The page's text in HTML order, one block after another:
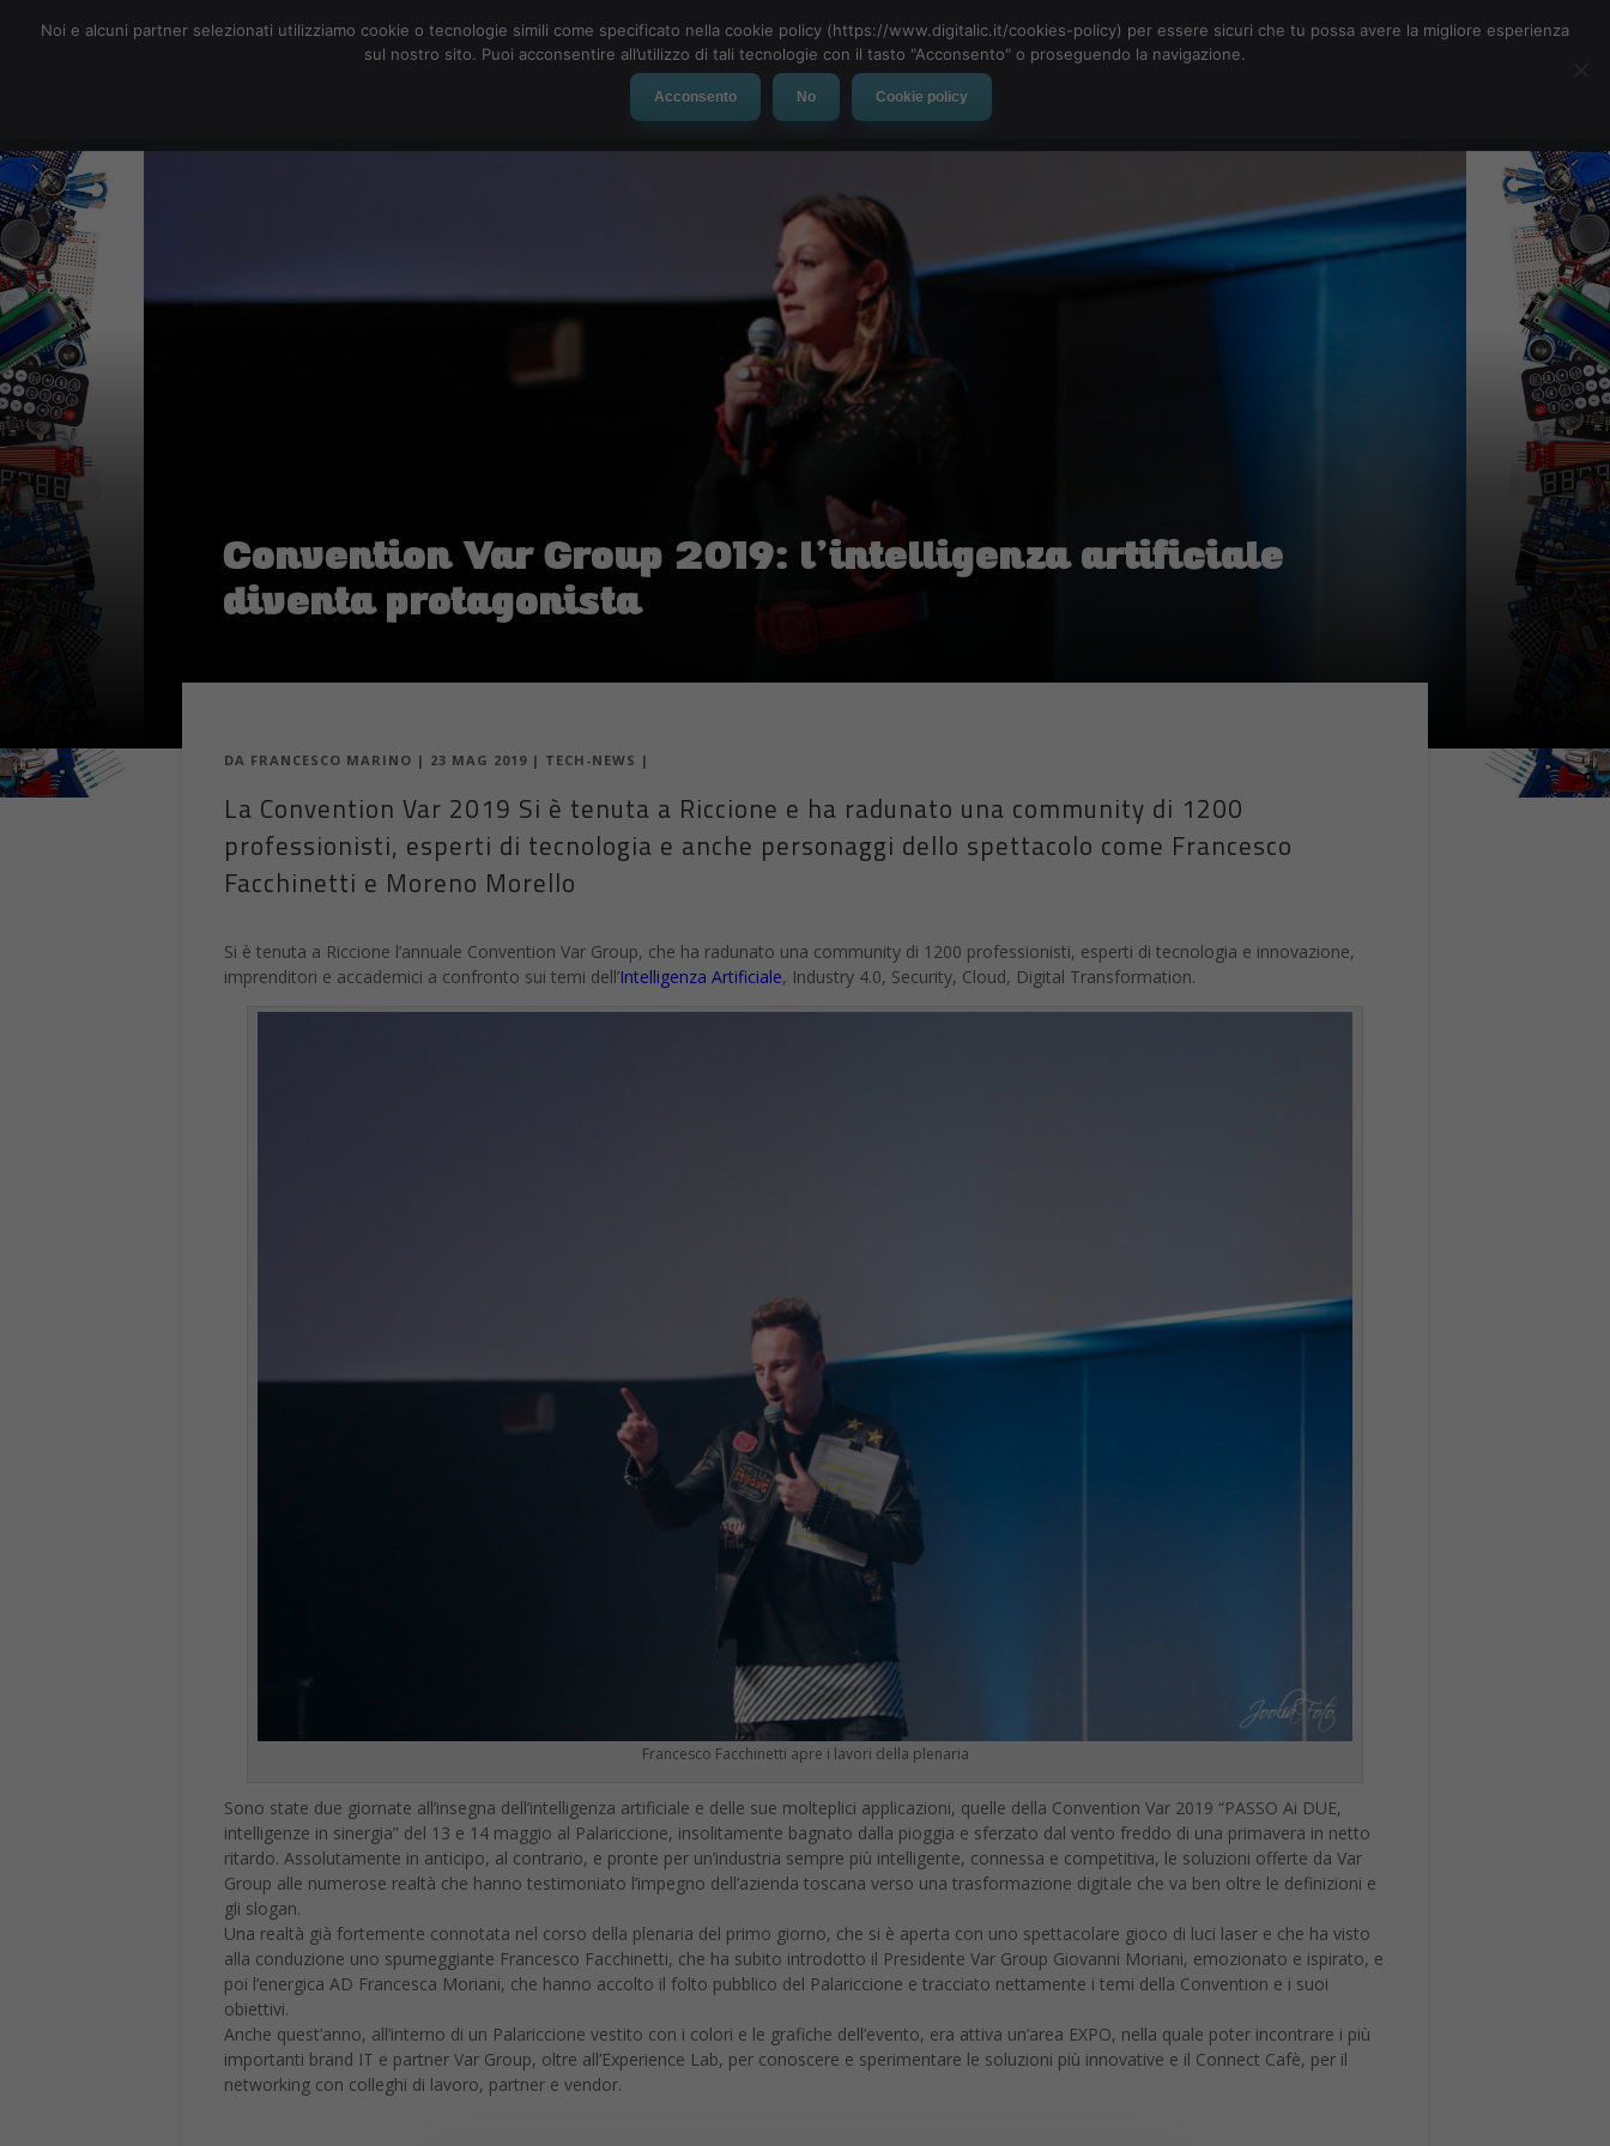
Social Network App Automotive Tech-News
Convention Var Group 2019: l’intelligenza artificiale
diventa protagonista
DA FRANCESCO MARINO | 23 MAG 2019 | TECH-NEWS |
La Convention Var 2019 Si è tenuta a Riccione e ha radunato una community di 1200
professionisti, esperti di tecnologia e anche personaggi dello spettacolo come Francesco
Facchinetti e Moreno Morello
Si è tenuta a Riccione l’annuale Convention Var Group, che ha radunato una community di 1200 professionisti, esperti di tecnologia e innovazione,
imprenditori e accademici a confronto sui temi dell’Intelligenza Artificiale, Industry 4.0, Security, Cloud, Digital Transformation.
Francesco Facchinetti apre i lavori della plenaria
Sono state due giornate all’insegna dell’intelligenza artificiale e delle sue molteplici applicazioni, quelle della Convention Var 2019 “PASSO Ai DUE,
intelligenze in sinergia” del 13 e 14 maggio al Palariccione, insolitamente bagnato dalla pioggia e sferzato dal vento freddo di una primavera in netto
ritardo. Assolutamente in anticipo, al contrario, e pronte per un’industria sempre più intelligente, connessa e competitiva, le soluzioni offerte da Var
Group alle numerose realtà che hanno testimoniato l’impegno dell’azienda toscana verso una trasformazione digitale che va ben oltre le definizioni e
gli slogan.
Una realtà già fortemente connotata nel corso della plenaria del primo giorno, che si è aperta con uno spettacolare gioco di luci laser e che ha visto
alla conduzione uno spumeggiante Francesco Facchinetti, che ha subito introdotto il Presidente Var Group Giovanni Moriani, emozionato e ispirato, e
poi l’energica AD Francesca Moriani, che hanno accolto il folto pubblico del Palariccione e tracciato nettamente i temi della Convention e i suoi
obiettivi.
Anche quest’anno, all’interno di un Palariccione vestito con i colori e le grafiche dell’evento, era attiva un’area EXPO, nella quale poter incontrare i più
importanti brand IT e partner Var Group, oltre all’Experience Lab, per conoscere e sperimentare le soluzioni più innovative e il Connect Cafè, per il
networking con colleghi di lavoro, partner e vendor.
Noi e alcuni partner selezionati utilizziamo cookie o tecnologie simili come specificato nella cookie policy (https://www.digitalic.it/cookies-policy) per essere sicuri che tu possa avere la migliore esperienza
sul nostro sito. Puoi acconsentire all’utilizzo di tali tecnologie con il tasto "Acconsento" o proseguendo la navigazione.
Acconsento No Cookie policy